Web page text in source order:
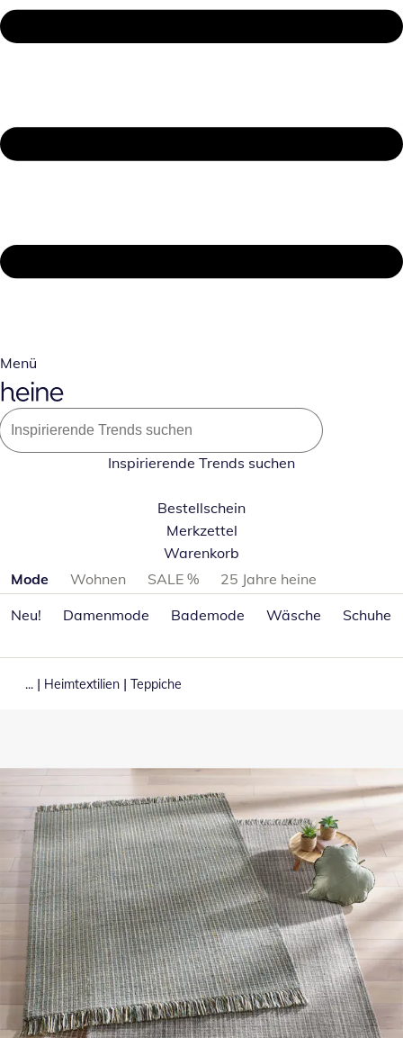
Menü
Inspirierende Trends suchen
Bestellschein
Merkzettel
Warenkorb
Produktkategorien überspringen
Mode Wohnen SALE %
25 Jahre heine
Neu!
Damenmode Bademode Wäsche Schuhe
... | Heimtextilien | Teppiche